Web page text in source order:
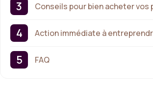
Conseils pour bien acheter vos
Action immédiate à
FAQ